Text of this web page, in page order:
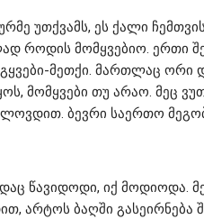
უთქვამს, ეს ქალი
როდის მომყვებიო. ერთი
მეთქი. მართლაც ორი
მომყვები თუ არაო. მეც
ბევრი საერთო
წავიდოდი, იქ მოდიოდა.
არტოს ბაღში გასეირნება